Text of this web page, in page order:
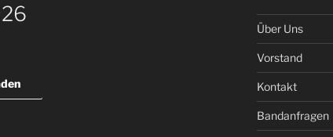
Über Uns
Vorstand
Kontakt
Bandanfragen